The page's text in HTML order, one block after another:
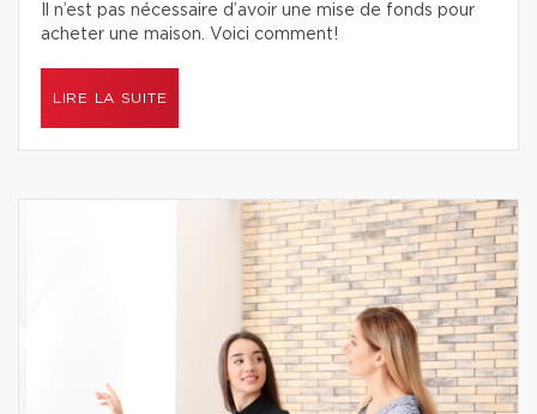
Il n’est pas nécessaire d’avoir une mise de fonds pour
acheter une maison. Voici comment!
LIRE LA SUITE